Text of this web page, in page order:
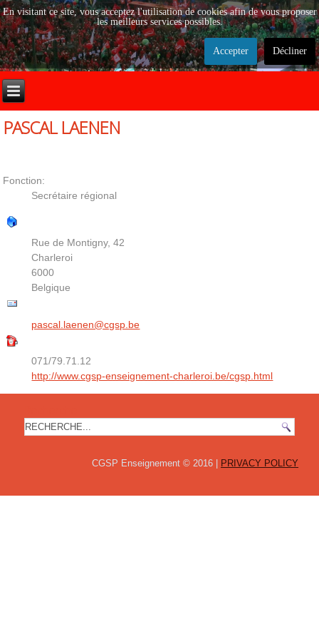
PASCAL LAENEN
Fonction:
Secrétaire régional
Rue de Montigny, 42
Charleroi
6000
Belgique
pascal.laenen@cgsp.be
071/79.71.12
http://www.cgsp-enseignement-charleroi.be/cgsp.html
CGSP Enseignement © 2016 | PRIVACY POLICY
En visitant ce site, vous acceptez l'utilisation de cookies afin de vous proposer
les meilleurs services possibles.
Accepter Décliner